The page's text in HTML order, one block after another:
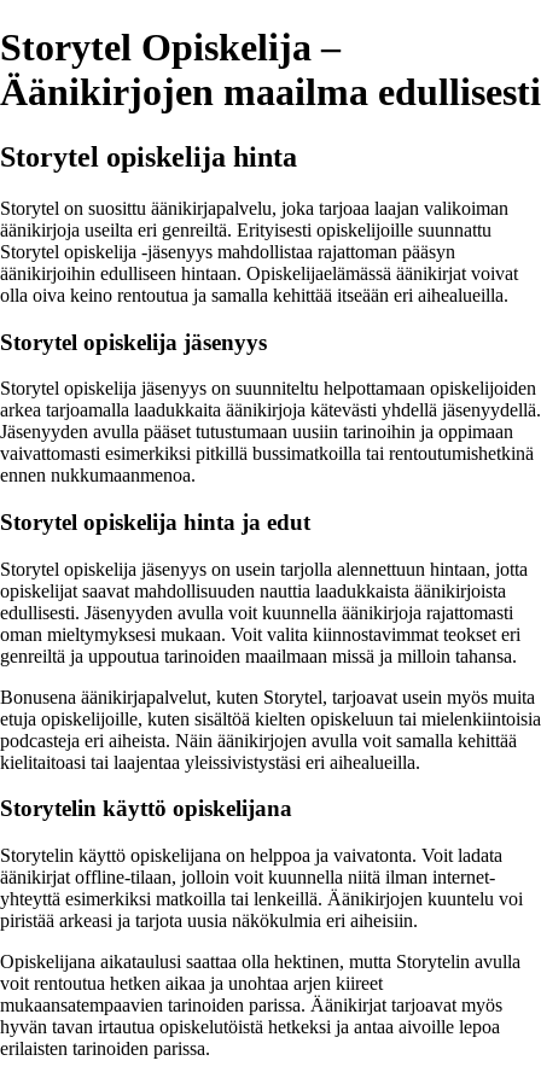
Storytel Opiskelija –
Äänikirjojen maailma edullisesti
Storytel opiskelija hinta
Storytel on suosittu äänikirjapalvelu, joka tarjoaa laajan valikoiman
äänikirjoja useilta eri genreiltä. Erityisesti opiskelijoille suunnattu
Storytel opiskelija -jäsenyys mahdollistaa rajattoman pääsyn
äänikirjoihin edulliseen hintaan. Opiskelijaelämässä äänikirjat voivat
olla oiva keino rentoutua ja samalla kehittää itseään eri aihealueilla.
Storytel opiskelija jäsenyys
Storytel opiskelija jäsenyys on suunniteltu helpottamaan opiskelijoiden
arkea tarjoamalla laadukkaita äänikirjoja kätevästi yhdellä jäsenyydellä.
Jäsenyyden avulla pääset tutustumaan uusiin tarinoihin ja oppimaan
vaivattomasti esimerkiksi pitkillä bussimatkoilla tai rentoutumishetkinä
ennen nukkumaanmenoa.
Storytel opiskelija hinta ja edut
Storytel opiskelija jäsenyys on usein tarjolla alennettuun hintaan, jotta
opiskelijat saavat mahdollisuuden nauttia laadukkaista äänikirjoista
edullisesti. Jäsenyyden avulla voit kuunnella äänikirjoja rajattomasti
oman mieltymyksesi mukaan. Voit valita kiinnostavimmat teokset eri
genreiltä ja uppoutua tarinoiden maailmaan missä ja milloin tahansa.
Bonusena äänikirjapalvelut, kuten Storytel, tarjoavat usein myös muita
etuja opiskelijoille, kuten sisältöä kielten opiskeluun tai mielenkiintoisia
podcasteja eri aiheista. Näin äänikirjojen avulla voit samalla kehittää
kielitaitoasi tai laajentaa yleissivistystäsi eri aihealueilla.
Storytelin käyttö opiskelijana
Storytelin käyttö opiskelijana on helppoa ja vaivatonta. Voit ladata
äänikirjat offline-tilaan, jolloin voit kuunnella niitä ilman internet-
yhteyttä esimerkiksi matkoilla tai lenkeillä. Äänikirjojen kuuntelu voi
piristää arkeasi ja tarjota uusia näkökulmia eri aiheisiin.
Opiskelijana aikataulusi saattaa olla hektinen, mutta Storytelin avulla
voit rentoutua hetken aikaa ja unohtaa arjen kiireet
mukaansatempaavien tarinoiden parissa. Äänikirjat tarjoavat myös
hyvän tavan irtautua opiskelutöistä hetkeksi ja antaa aivoille lepoa
erilaisten tarinoiden parissa.